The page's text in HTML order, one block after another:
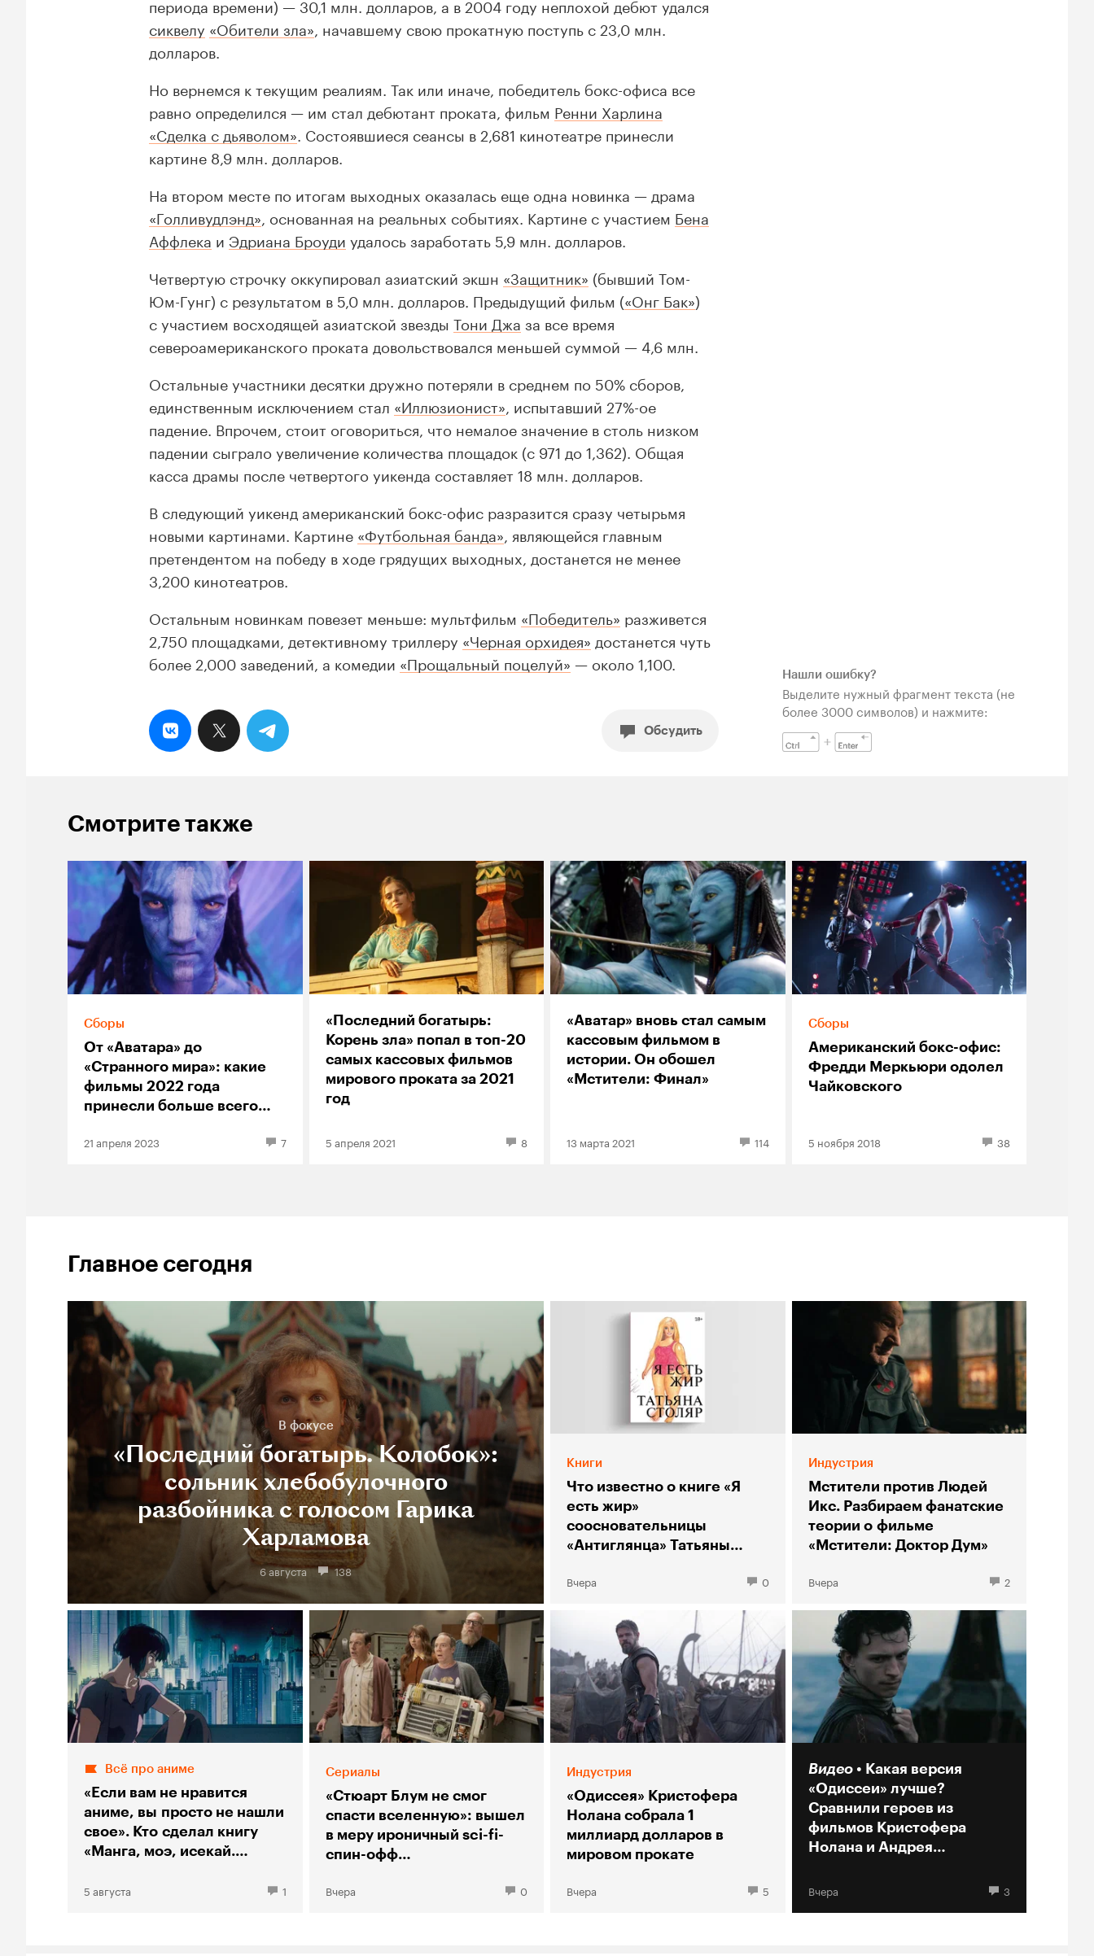
периода времени) — 30,1 млн. долларов, а в 2004 году неплохой дебют удался
сиквелу «Обители зла» , начавшему свою прокатную поступь с 23,0 млн.
долларов.
Но вернемся к текущим реалиям. Так или иначе, победитель бокс-офиса все
равно определился — им стал дебютант проката, фильм Ренни Харлина
«Сделка с дьяволом» . Состоявшиеся сеансы в 2,681 кинотеатре принесли
картине 8,9 млн. долларов.
На втором месте по итогам выходных оказалась еще одна новинка — драма
«Голливудлэнд» , основанная на реальных событиях. Картине с участием Бена
Аффлека и Эдриана Броуди удалось заработать 5,9 млн. долларов.
Четвертую строчку оккупировал азиатский экшн «Защитник» (бывший Том-
Юм-Гунг) с результатом в 5,0 млн. долларов. Предыдущий фильм («Онг Бак»)
с участием восходящей азиатской звезды Тони Джа за все время
североамериканского проката довольствовался меньшей суммой — 4,6 млн.
Остальные участники десятки дружно потеряли в среднем по 50% сборов,
единственным исключением стал «Иллюзионист» , испытавший 27%-ое
падение. Впрочем, стоит оговориться, что немалое значение в столь низком
падении сыграло увеличение количества площадок (с 971 до 1,362). Общая
касса драмы после четвертого уикенда составляет 18 млн. долларов.
В следующий уикенд американский бокс-офис разразится сразу четырьмя
новыми картинами. Картине «Футбольная банда» , являющейся главным
претендентом на победу в ходе грядущих выходных, достанется не менее
3,200 кинотеатров.
Остальным новинкам повезет меньше: мультфильм «Победитель» разживется
2,750 площадками, детективному триллеру «Черная орхидея» достанется чуть
более 2,000 заведений, а комедии «Прощальный поцелуй» — около 1,100.
Обсудить
Нашли ошибку?
Выделите нужный фрагмент текста (не
более 3000 символов) и нажмите:
Смотрите также
Сборы
От «Аватара» до
«Странного мира»: какие
фильмы 2022 года
принесли больше всего
большие убытки
21 апреля 2023 7
«Последний богатырь:
Корень зла» попал в топ-20
самых кассовых фильмов
мирового проката за 2021
год
5 апреля 2021 8
«Аватар» вновь стал самым
кассовым фильмом в
истории. Он обошел
«Мстители: Финал»
13 марта 2021 114
Сборы
Американский бокс-офис:
Фредди Меркьюри одолел
Чайковского
5 ноября 2018 38
Главное сегодня
В фокусе
«Последний богатырь. Колобок»:
сольник хлебобулочного
разбойника с голосом Гарика
Харламова
6 августа 138
Книги
Что известно о книге «Я
есть жир»
соосновательницы
«Антиглянца» Татьяны
Вчера 0
Индустрия
Мстители против Людей
Икс. Разбираем фанатские
теории о фильме
«Мстители: Доктор Дум»
Вчера 2
Всё про аниме
«Если вам не нравится
аниме, вы просто не нашли
свое». Кто сделал книгу
«Манга, моэ, исекай.
5 августа 1
Сериалы
«Стюарт Блум не смог
спасти вселенную»: вышел
в меру ироничный sci-fi-
спин-офф
Вчера 0
Индустрия
«Одиссея» Кристофера
Нолана собрала 1
миллиард долларов в
мировом прокате
Вчера 5
Видео
Какая версия
«Одиссеи» лучше?
Сравнили героев из
фильмов Кристофера
Нолана и Андрея
Вчера 3